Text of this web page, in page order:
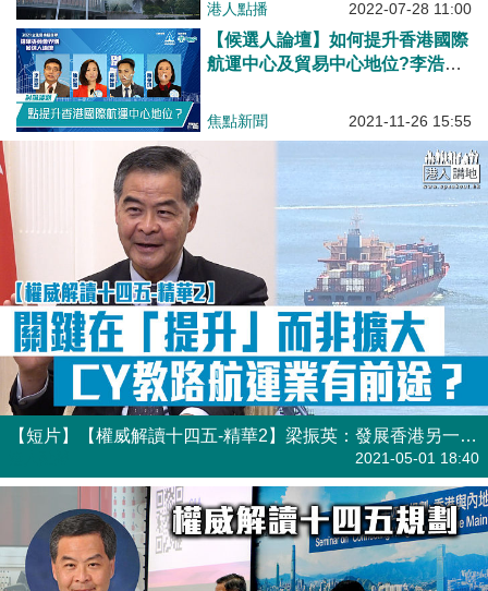
港人點播 2022-07-28 11:00
【候選人論壇】如何提升香港國際
航運中心及貿易中心地位?李浩然:
港;黃梓謙發展高增值服務;陳曼琪:
焦點新聞 2021-11-26 15:55
【短片】【權威解讀十四五-精華2】梁振英：發展香港另一關鍵詞是「提升」而非擴大、香港航運業發展高端專業服務、提升自身功能有望媲美倫敦！
2021-05-01 18:40